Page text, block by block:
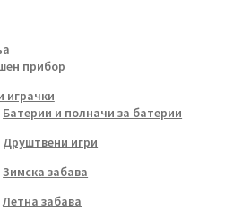
прибор
играчки
Батерии и полначи за батерии
Друштвени игри
Зимска забава
Летна забава